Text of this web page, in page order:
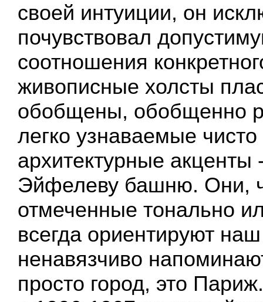
своей интуиции, он
почувствовал
соотношения
живописные холсты
обобщены, обобщенно
легко узнаваемые
архитектурные
Эйфелеву башню. Они,
отмеченные тонально
всегда ориентируют
ненавязчиво
просто город, это